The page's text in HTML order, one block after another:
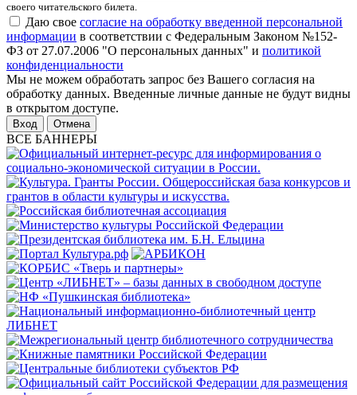
своего читательского билета.
Даю свое согласие на обработку введенной персональной
информации в соответствии с Федеральным Законом №152-
ФЗ от 27.07.2006 "О персональных данных" и политикой
конфиденциальности
Мы не можем обработать запрос без Вашего согласия на
обработку данных. Введенные личные данные не будут видны
в открытом доступе.
Отмена
ВСЕ БАННЕРЫ